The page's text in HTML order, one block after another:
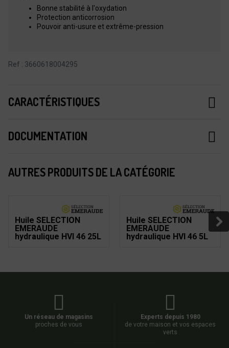
Bonne stabilité à l'oxydation
Protection anticorrosion
Pouvoir anti-usure et extrême-pression
Ref : 3660618004295
CARACTÉRISTIQUES
DOCUMENTATION
AUTRES PRODUITS DE LA CATÉGORIE
Huile SELECTION
EMERAUDE
hydraulique HVI 46 25L
Huile SELECTION
EMERAUDE
hydraulique HVI 46 5L
Un réseau de magasins
proches de vous
Experts depuis 1980
de votre maison et vos espaces
verts